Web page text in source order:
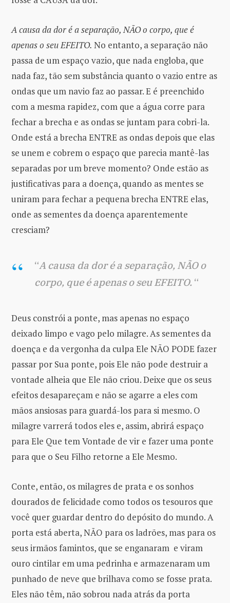
A causa da dor é a separação, NÃO o corpo, que é
apenas o seu EFEITO. No entanto, a separação não
passa de um espaço vazio, que nada engloba, que
nada faz, tão sem substância quanto o vazio entre as
ondas que um navio faz ao passar. E é preenchido
com a mesma rapidez, com que a água corre para
fechar a brecha e as ondas se juntam para cobri-la.
Onde está a brecha ENTRE as ondas depois que elas
se unem e cobrem o espaço que parecia mantê-las
separadas por um breve momento? Onde estão as
justificativas para a doença, quando as mentes se
uniram para fechar a pequena brecha ENTRE elas,
onde as sementes da doença aparentemente
cresciam?
“A causa da dor é a separação, NÃO o
corpo, que é apenas o seu EFEITO. “
Deus constrói a ponte, mas apenas no espaço
deixado limpo e vago pelo milagre. As sementes da
doença e da vergonha da culpa Ele NÃO PODE fazer
passar por Sua ponte, pois Ele não pode destruir a
vontade alheia que Ele não criou. Deixe que os seus
efeitos desapareçam e não se agarre a eles com
mãos ansiosas para guardá-los para si mesmo. O
milagre varrerá todos eles e, assim, abrirá espaço
para Ele Que tem Vontade de vir e fazer uma ponte
para que o Seu Filho retorne a Ele Mesmo.
Conte, então, os milagres de prata e os sonhos
dourados de felicidade como todos os tesouros que
você quer guardar dentro do depósito do mundo. A
porta está aberta, NÃO para os ladrões, mas para os
seus irmãos famintos, que se enganaram e viram
ouro cintilar em uma pedrinha e armazenaram um
punhado de neve que brilhava como se fosse prata.
Eles não têm, não sobrou nada atrás da porta